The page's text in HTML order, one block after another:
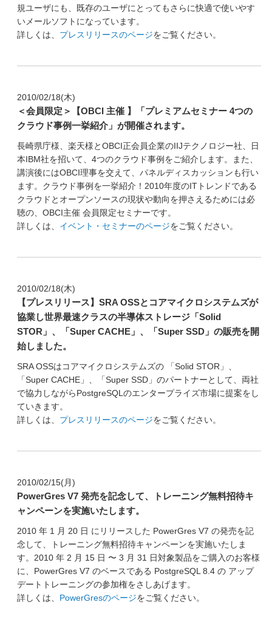
規ユーザにも、既存のユーザにとってもさらに快適で使いやす
いメールソフトになっています。
詳しくは、 プレスリリースのページをご覧ください。
2010/02/18(木)
＜会員限定＞【OBCI 主催 】「プレミアムセミナー 4つの
クラウド事例一挙紹介」が開催されます。
長崎県庁様、楽天様とOBCI正会員企業のIIJテクノロジー社、日
本IBM社を招いて、4つのクラウド事例をご紹介します。また、
講演後にはOBCI理事を交えて、パネルディスカッションも行い
ます。クラウド事例を一挙紹介！2010年度のITトレンドである
クラウドとオープンソースの現状や動向を押さえるためには必
聴の、OBCI主催 会員限定セミナーです。
詳しくは、 イベント・セミナーのページをご覧ください。
2010/02/18(木)
【プレスリリース】SRA OSSとコアマイクロシステムズが
協業し世界最速クラスの半導体ストレージ「Solid
STOR」、「Super CACHE」、「Super SSD」の販売を開
始しました。
SRA OSSはコアマイクロシステムズの 「Solid STOR」、
「Super CACHE」、「Super SSD」のパートナーとして、両社
で協力しながらPostgreSQLのエンタープライズ市場に提案をし
ていきます。
詳しくは、 プレスリリースのページをご覧ください。
2010/02/15(月)
PowerGres V7 発売を記念して、トレーニング無料招待キ
ャンペーンを実施いたします。
2010 年 1 月 20 日 にリリースした PowerGres V7 の発売を記
念して、トレーニング無料招待キャンペーンを実施いたしま
す。2010 年 2 月 15 日 〜 3 月 31 日対象製品をご購入のお客様
に、PowerGres V7 のベースである PostgreSQL 8.4 の アップ
デートトレーニングの参加権をさしあげます。
詳しくは、 PowerGresのページをご覧ください。